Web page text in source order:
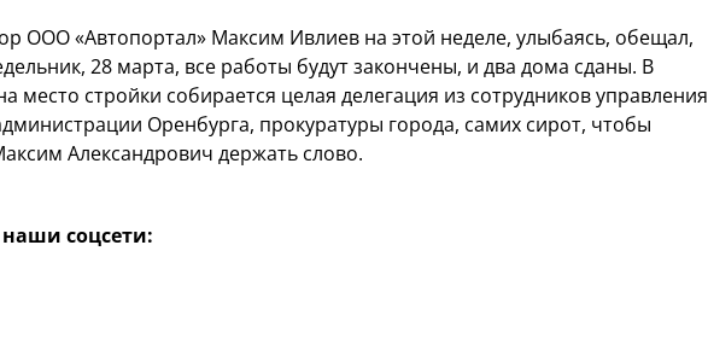
ООО «Автопортал» Максим Ивлиев на этой неделе, улыбаясь, обещал,
28 марта, все работы будут закончены, и два дома сданы. В
место стройки собирается целая делегация из сотрудников управления
Оренбурга, прокуратуры города, самих сирот, чтобы
Александрович держать слово.
соцсети: